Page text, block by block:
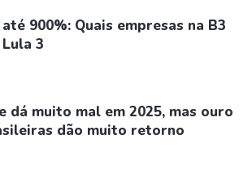
900%: Quais empresas na B3
3
dá muito mal em 2025, mas ouro
dão muito retorno